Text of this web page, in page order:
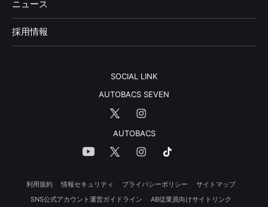
ニュース
採用情報
SOCIAL LINK
AUTOBACS SEVEN
AUTOBACS
利用規約 情報セキュリティ プライバシーポリシー
サイトマップ
SNS公式アカウント運営ガイドライン
AB従業員向けサイトリンク